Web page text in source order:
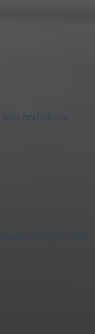
berbahaya,